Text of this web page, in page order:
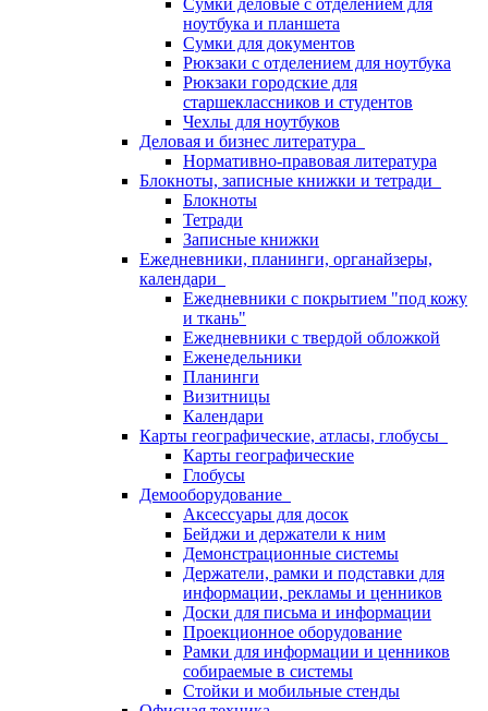
Сумки деловые с отделением для
ноутбука и планшета
Сумки для документов
Рюкзаки с отделением для ноутбука
Рюкзаки городские для
старшеклассников и студентов
Чехлы для ноутбуков
Деловая и бизнес литература
Нормативно-правовая литература
Блокноты, записные книжки и тетради
Блокноты
Тетради
Записные книжки
Ежедневники, планинги, органайзеры,
календари
Ежедневники с покрытием "под кожу
и ткань"
Ежедневники с твердой обложкой
Еженедельники
Планинги
Визитницы
Календари
Карты географические, атласы, глобусы
Карты географические
Глобусы
Демооборудование
Аксессуары для досок
Бейджи и держатели к ним
Демонстрационные системы
Держатели, рамки и подставки для
информации, рекламы и ценников
Доски для письма и информации
Проекционное оборудование
Рамки для информации и ценников
собираемые в системы
Стойки и мобильные стенды